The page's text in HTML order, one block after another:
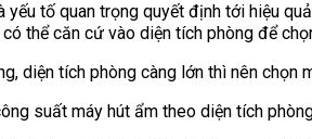
yếu tố quan trọng quyết định tới hiệu
thể căn cứ vào diện tích phòng để
diện tích phòng càng lớn thì nên chọn
suất máy hút ẩm theo diện tích